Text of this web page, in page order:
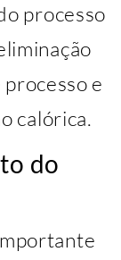
processo
e
calórica.
do